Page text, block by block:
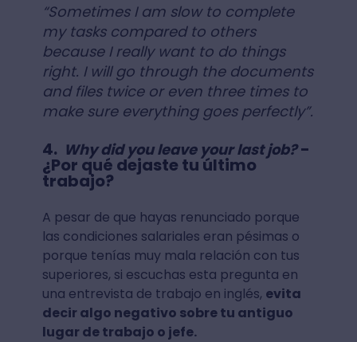
“Sometimes I am slow to complete
my tasks compared to others
because I really want to do things
right. I will go through the documents
and files twice or even three times to
make sure everything goes perfectly”.
4. Why did you leave your last job?-
¿Por qué dejaste tu último
trabajo?
A pesar de que hayas renunciado porque
las condiciones salariales eran pésimas o
porque tenías muy mala relación con tus
superiores, si escuchas esta pregunta en
una entrevista de trabajo en inglés, evita
decir algo negativo sobre tu antiguo
lugar de trabajo o jefe.